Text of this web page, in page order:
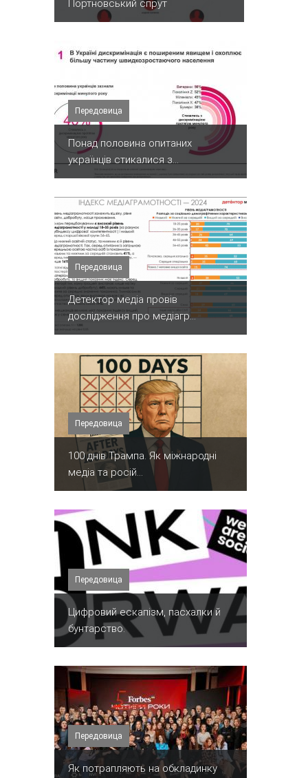
Портновський спрут
Передовица
Понад половина опитаних
українців стикалися з...
Передовица
Детектор медіа провів
дослідження про медіагр...
Передовица
100 днів Трампа. Як міжнародні
медіа та росій...
Передовица
​Цифровий ескапізм, пасхалки й
бунтарство.
Передовица
​Як потрапляють на обкладинку